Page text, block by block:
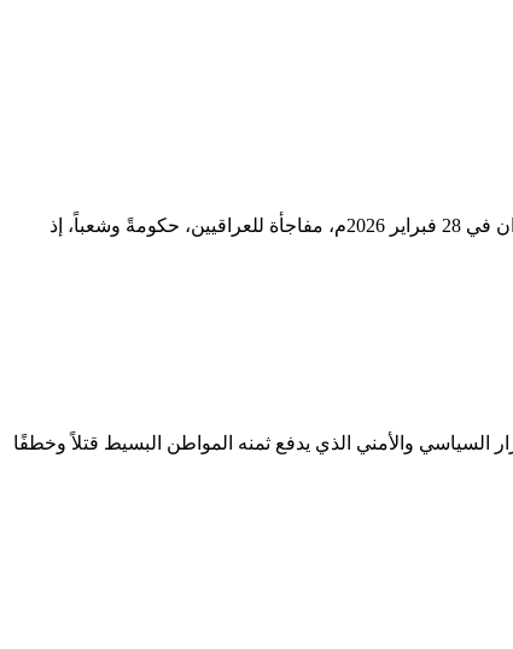
أ.م.د. دهام محمد العزاوي أستاذ بجامعة الفلوجة ــــــ العراق لم تكن الحرب الأمريكية–الإسرائيلية الثانية على الجمهورية الإسلامية في إيران في 28 فبراير 2026م، مفاجأة للعراقيين، حكومةً وشعباً، إذ
السياسي والأمني الذي يدفع ثمنه المواطن البسيط قتلاً وخطفًا